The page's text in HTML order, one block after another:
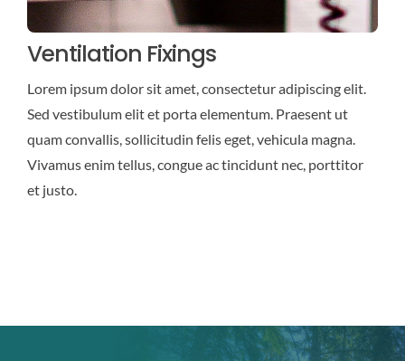
Ventilation Fixings
Lorem ipsum dolor sit amet, consectetur adipiscing elit.
Sed vestibulum elit et porta elementum. Praesent ut
quam convallis, sollicitudin felis eget, vehicula magna.
Vivamus enim tellus, congue ac tincidunt nec, porttitor
et justo.